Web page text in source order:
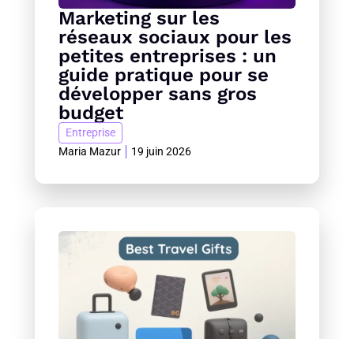
Marketing sur les
réseaux sociaux pour les
petites entreprises : un
guide pratique pour se
développer sans gros
budget
Entreprise
Maria Mazur
19 juin 2026